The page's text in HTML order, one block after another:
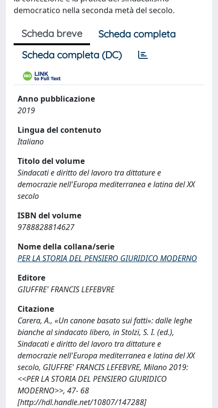
democratico nella seconda metà del secolo.
Scheda breve
Scheda completa
Scheda completa (DC)
Anno pubblicazione
2019
Lingua del contenuto
Italiano
Titolo del volume
Sindacati e diritto del lavoro tra dittature e
democrazie nell'Europa mediterranea e latina del XX
secolo
ISBN del volume
9788828814627
Nome della collana/serie
PER LA STORIA DEL PENSIERO GIURIDICO MODERNO
Editore
GIUFFRE' FRANCIS LEFEBVRE
Citazione
Carera, A., «Un canone basato sui fatti»: dalle leghe
bianche al sindacato libero, in Stolzi, S. I. (ed.),
Sindacati e diritto del lavoro tra dittature e
democrazie nell'Europa mediterranea e latina del XX
secolo, GIUFFRE' FRANCIS LEFEBVRE, Milano 2019:
<<PER LA STORIA DEL PENSIERO GIURIDICO
MODERNO>>, 47- 68
[http://hdl.handle.net/10807/147288]